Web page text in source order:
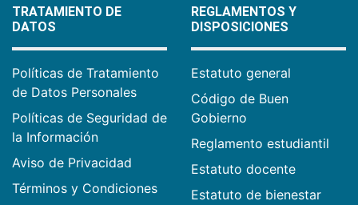
TRATAMIENTO DE
DATOS
Políticas de Tratamiento
de Datos Personales
Políticas de Seguridad de
la Información
Aviso de Privacidad
Términos y Condiciones
REGLAMENTOS Y
DISPOSICIONES
Estatuto general
Código de Buen
Gobierno
Reglamento estudiantil
Estatuto docente
Estatuto de bienestar